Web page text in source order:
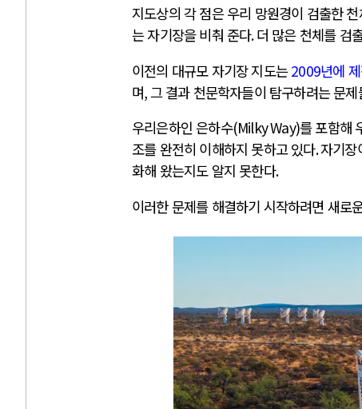
지도상의 각 점은 우리 망원경이 검출한
는 자기장을 비춰 준다.더 많은 천체를 검
이전의 대규모 자기장 지도는2009년에
며,그 결과 천문학자들이 탐구하려는 문
우리은하인 은하수(Milky Way)를 포함해
조를 완전히 이해하지 못하고 있다.자기장
화해 왔는지도 알지 못한다.
이러한 문제를 해결하기 시작하려면 새로